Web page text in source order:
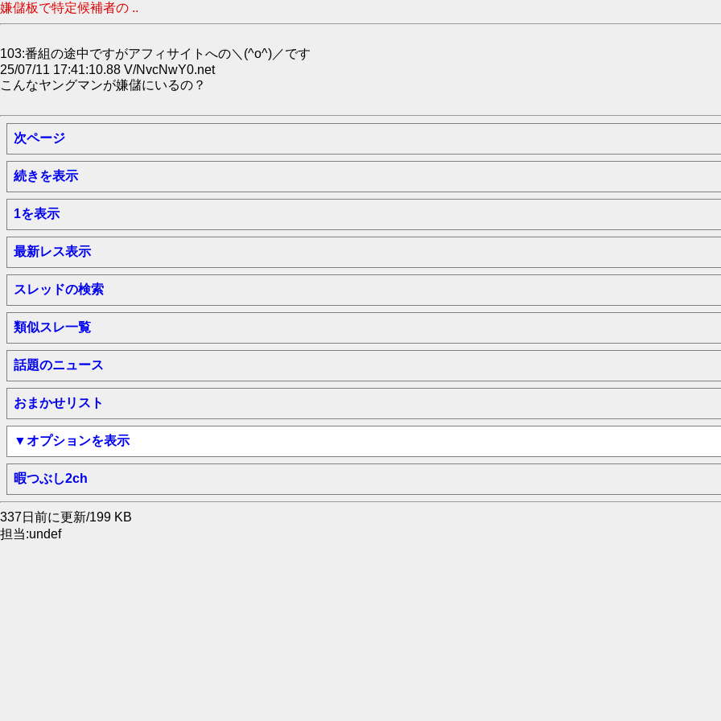
嫌儲板で特定候補者の ..
103:番組の途中ですがアフィサイトへの＼(^o^)／です
25/07/11 17:41:10.88 V/NvcNwY0.net
こんなヤングマンが嫌儲にいるの？
次ページ
続きを表示
1を表示
最新レス表示
スレッドの検索
類似スレ一覧
話題のニュース
おまかせリスト
▼オプションを表示
暇つぶし2ch
337日前に更新/199 KB
担当:undef